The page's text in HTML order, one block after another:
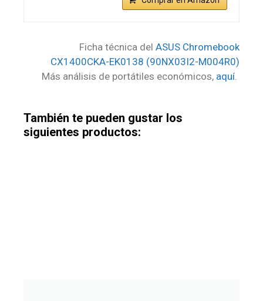
Ficha técnica del ASUS Chromebook
CX1400CKA-EK0138 (‎‎‎‎‎‎90NX03I2-M004R0)
Más análisis de portátiles económicos, aquí.
También te pueden gustar los
siguientes productos: